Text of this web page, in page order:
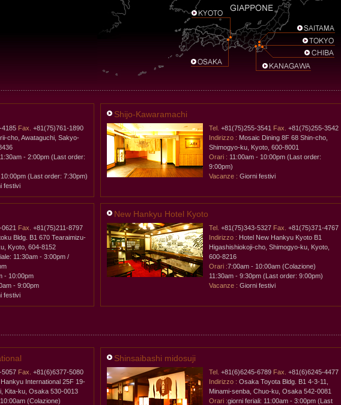
4185 Fax. +81(75)761-1890
cho, Awataguchi, Sakyo-
- 2:00pm (Last order:
(Last order: 7:30pm)
festivi
Shijo-Kawaramachi
Tel. +81(75)255-3541 Fax. +81(75)255-3542
Indirizzo : Mosaic Dining 8F 68 Shin-cho,
Shimogyo-ku, Kyoto, 600-8001
Orari : 11:00am - 10:00pm (Last order:
9:00pm)
Vacanze : Giorni festivi
Fax. +81(75)211-8797
Bldg. B1 670 Tearaimizu-
Kyoto, 604-8152
11:30am - 3:00pm /
- 10:00pm
- 9:00pm
festivi
New Hankyu Hotel Kyoto
Tel. +81(75)343-5327 Fax. +81(75)371-4767
Indirizzo : Hotel New Hankyu Kyoto B1
Higashishiokoji-cho, Shimogyo-ku, Kyoto,
600-8216
Orari :7:00am - 10:00am (Colazione)
11:30am - 9:30pm (Last order: 9:00pm)
Vacanze : Giorni festivi
5057 Fax. +81(6)6377-5080
Hankyu International 25F 19-
Kita-ku, Osaka 530-0013
(Colazione)
Shinsaibashi midosuji
Tel. +81(6)6245-6789 Fax. +81(6)6245-4477
Indirizzo : Osaka Toyota Bldg. B1 4-3-11,
Minami-senba, Chuo-ku, Osaka 542-0081
Orari :giorni feriali: 11:00am - 3:00pm (Last